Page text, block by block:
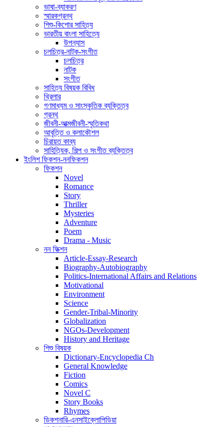
ভাষা-ব্যাকরণ
স্মারকগ্রন্থ
শিশু-কিশোর সাহিত্য
ভারতীয় বাংলা সাহিত্যে
উপন্যাস
চলচিত্র-নাটক-সংগীত
চলচিত্র
নাটক
সংগীত
সাহিত্য বিষয়ক বিবিধ
থ্রিলার
গণমাধ্যম ও সাংস্কৃতিক ব্যক্তিত্ব
গ্রন্থ
জীবনী-আত্মজীবনী-স্মৃতিকথা
আবৃত্তি ও কলাকৌশল
চিরায়ত কাব্য
সাহিত্যিক, শিল্প ও সংগীত ব্যক্তিত্ব
ইংলিশ ফিকশন-ননফিকশন
ফিকশন
Novel
Romance
Story
Thriller
Mysteries
Adventure
Poem
Drama - Music
নন ফিক্শন
Article-Essay-Research
Biography-Autobiography
Politics-International Affairs and Relations
Motivational
Environment
Science
Gender-Tribal-Minority
Globalization
NGOs-Development
History and Heritage
শিশু বিষয়ক
Dictionary-Encyclopedia Ch
General Knowledge
Fiction
Comics
Novel C
Story Books
Rhymes
ডিকশনারি-এনসাইক্লোপিডিয়া